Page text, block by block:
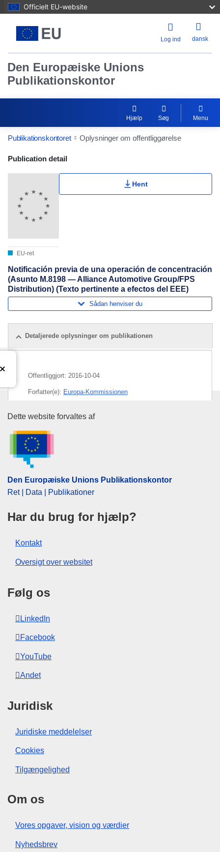
Officielt EU-website
Log ind dansk
Den Europæiske Unions
Publikationskontor
Hjælp Søg Menu
Publikationskontoret Oplysninger om offentliggørelse
Publication Detail Actions Portlet
Publication detail
EU-ret
Hent
Notificación previa de una operación de concentración
(Asunto M.8198 — Alliance Automotive Group/FPS
Distribution) (Texto pertinente a efectos del EEE)
Sådan henviser du
Detaljerede oplysninger om publikationen
Offentliggjort: 2016-10-04
Forfatter(e): Europa-Kommissionen
Emne:automobilindustri
koncentration
CELEX : C2016/365/09
OJ : JOC_2016_365_R_0009
Den Europæiske Unions
Dette website forvaltes af
Den Europæiske Unions Publikationskontor
Ret | Data | Publikationer
Har du brug for hjælp?
Kontakt
Oversigt over websitet
Følg os
LinkedIn
Facebook
YouTube
Andet
Juridisk
Juridiske meddelelser
Cookies
Tilgængelighed
Om os
Vores opgaver, vision og værdier
Nyhedsbrev